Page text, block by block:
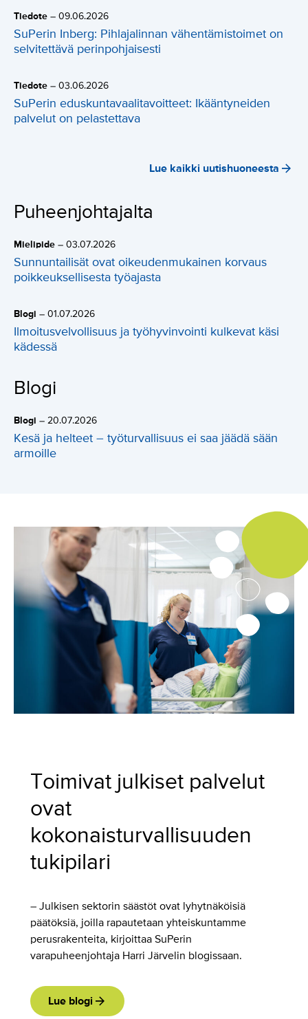
Tiedote – 09.06.2026
SuPerin Inberg: Pihlajalinnan vähentämistoimet on
selvitettävä perinpohjaisesti
Tiedote – 03.06.2026
SuPerin eduskuntavaalitavoitteet: Ikääntyneiden
palvelut on pelastettava
Lue kaikki uutishuoneesta
Puheenjohtajalta
Mielipide – 03.07.2026
Sunnuntailisät ovat oikeudenmukainen korvaus
poikkeuksellisesta työajasta
Blogi – 01.07.2026
Ilmoitusvelvollisuus ja työhyvinvointi kulkevat käsi
kädessä
Blogi
Blogi – 20.07.2026
Kesä ja helteet – työturvallisuus ei saa jäädä sään
armoille
Toimivat julkiset palvelut
ovat
kokonaisturvallisuuden
tukipilari
– Julkisen sektorin säästöt ovat lyhytnäköisiä
päätöksiä, joilla rapautetaan yhteiskuntamme
perusrakenteita, kirjoittaa SuPerin
varapuheenjohtaja Harri Järvelin blogissaan.
Lue blogi